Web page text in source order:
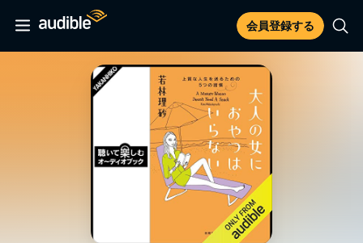
会員登録する